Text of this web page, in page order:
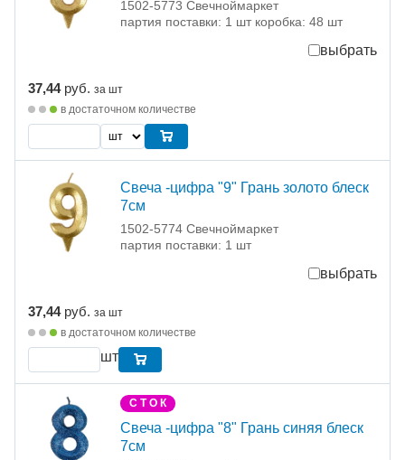
1502-5773 Свечноймаркет
партия поставки: 1 шт коробка: 48 шт
выбрать
37,44 руб. за шт
в достаточном количестве
Свеча -цифра "9" Грань золото блеск
7см
1502-5774 Свечноймаркет
партия поставки: 1 шт
выбрать
37,44 руб. за шт
в достаточном количестве
шт
С Т О К
Свеча -цифра "8" Грань синяя блеск
7см